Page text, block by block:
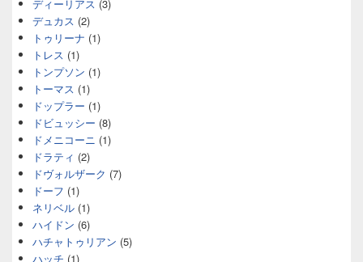
ディーリアス (3)
デュカス (2)
トゥリーナ (1)
トレス (1)
トンプソン (1)
トーマス (1)
ドップラー (1)
ドビュッシー (8)
ドメニコーニ (1)
ドラティ (2)
ドヴォルザーク (7)
ドーフ (1)
ネリベル (1)
ハイドン (6)
ハチャトゥリアン (5)
ハッチ (1)